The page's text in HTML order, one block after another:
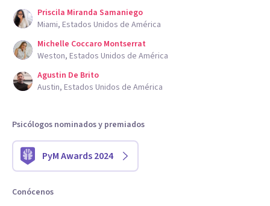
Priscila Miranda Samaniego
Miami, Estados Unidos de América
Michelle Coccaro Montserrat
Weston, Estados Unidos de América
Agustin De Brito
Austin, Estados Unidos de América
Psicólogos nominados y premiados
PyM Awards 2024
Conócenos